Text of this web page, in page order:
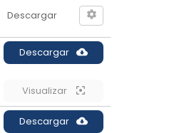
Descargar
Descargar
Visualizar
Descargar